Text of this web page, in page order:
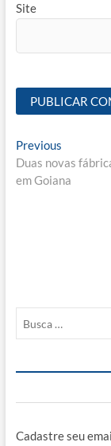
Site
Navegação
de
PreviousPrevious
post:
Duas novas
em Goiana
Cadastre seu